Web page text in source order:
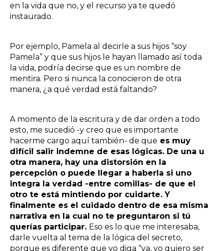
en la vida que no, y el recurso ya te quedó
instaurado.
Por ejemplo, Pamela al decirle a sus hijos “soy
Pamela” y que sus hijos le hayan llamado así toda
la vida, podría decirse que es un nombre de
mentira. Pero si nunca la conocieron de otra
manera, ¿a qué verdad está faltando?
A momento de la escritura y de dar orden a todo
esto, me sucedió -y creo que es importante
hacerme cargo aquí también- de que es muy
difícil salir indemne de esas lógicas. De una u
otra manera, hay una distorsión en la
percepción o puede llegar a haberla si uno
integra la verdad -entre comillas- de que el
otro te está mintiendo por cuidarte. Y
finalmente es el cuidado dentro de esa misma
narrativa en la cual no te preguntaron si tú
querías participar. Eso es lo que me interesaba,
darle vuelta al tema de la lógica del secreto,
porque es diferente que yo diga “ya, yo quiero ser